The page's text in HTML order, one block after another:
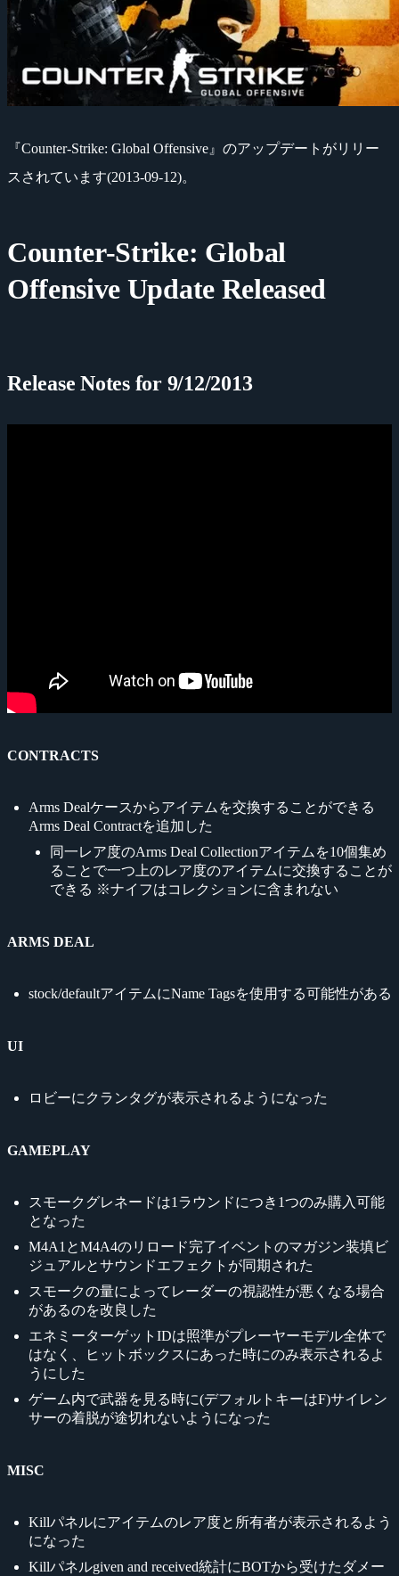
『Counter-Strike: Global Offensive』のアップデートがリリー
スされています(2013-09-12)。
Counter-Strike: Global
Offensive Update Released
Release Notes for 9/12/2013
CONTRACTS
Arms Dealケースからアイテムを交換することができる
Arms Deal Contractを追加した
同一レア度のArms Deal Collectionアイテムを10個集め
ることで一つ上のレア度のアイテムに交換することが
できる ※ナイフはコレクションに含まれない
ARMS DEAL
stock/defaultアイテムにName Tagsを使用する可能性がある
UI
ロビーにクランタグが表示されるようになった
GAMEPLAY
スモークグレネードは1ラウンドにつき1つのみ購入可能
となった
M4A1とM4A4のリロード完了イベントのマガジン装填ビ
ジュアルとサウンドエフェクトが同期された
スモークの量によってレーダーの視認性が悪くなる場合
があるのを改良した
エネミーターゲットIDは照準がプレーヤーモデル全体で
はなく、ヒットボックスにあった時にのみ表示されるよ
うにした
ゲーム内で武器を見る時に(デフォルトキーはF)サイレン
サーの着脱が途切れないようになった
MISC
Killパネルにアイテムのレア度と所有者が表示されるよう
になった
Killパネルgiven and received統計にBOTから受けたダメー